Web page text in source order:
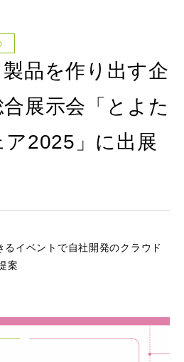
品を作り出す企
展示会「とよた
ア2025」に出展
るイベントで自社開発のクラウド
案